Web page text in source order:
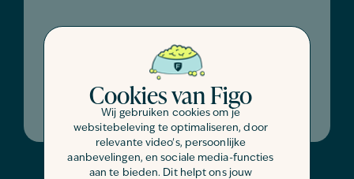
Cookies van Figo
Wij gebruiken cookies om je
websitebeleving te optimaliseren, door
relevante video's, persoonlijke
aanbevelingen, en sociale media-functies
aan te bieden. Dit helpt ons jouw